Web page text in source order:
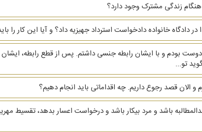
زندگی مشترک وجود دارد؟
در دادگاه خانواده دادخواست استرداد جهیزیه داد؟ و آیا این
بودم و با ایشان رابطه جنسی داشتم. پس از قطع رابطه،
تو...
الان قصد رجوع داریم. چه اقداماتی باید انجام دهیم؟
باشد و مرد بیکار باشد و درخواست اعسار بدهد،